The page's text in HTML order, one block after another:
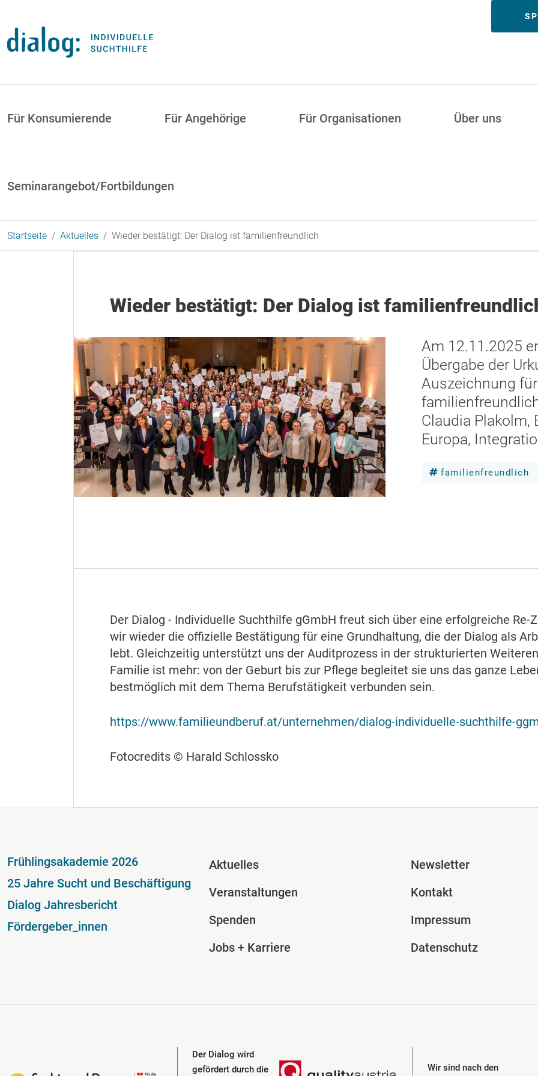
Für Konsumierende Für Angehörige Für Organisationen Über uns
Seminarangebot/Fortbildungen
Startseite Aktuelles Wieder bestätigt: Der Dialog ist familienfreundlich
Wieder bestätigt: Der Dialog ist
Am 12.11.2025
Übergabe der
Auszeichnung
Claudia
Europa,
familienfreundlich
Der Dialog - Individuelle Suchthilfe gGmbH freut sich über eine erfolgreiche
wir wieder die offizielle Bestätigung für eine Grundhaltung, die der Dialog als
lebt. Gleichzeitig unterstützt uns der Auditprozess in der strukturierten
Familie ist mehr: von der Geburt bis zur Pflege begleitet sie uns das ganze
bestmöglich mit dem Thema Berufstätigkeit verbunden sein.
https://www.familieundberuf.at/unternehmen/dialog-individuelle-suchthilfe-
Fotocredits © Harald Schlossko
Fußzeile
Frühlingsakademie 2026
25 Jahre Sucht und Beschäftigung
Dialog Jahresbericht
Fördergeber_innen
Fusszeile Spalte 2
Aktuelles
Veranstaltungen
Spenden
Jobs + Karriere
Fusszeile
Newsletter
Kontakt
Impressum
Datenschutz
Der Dialog wird
gefördert durch die
Wir sind nach den